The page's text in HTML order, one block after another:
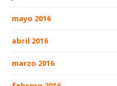
mayo 2016
abril 2016
marzo 2016